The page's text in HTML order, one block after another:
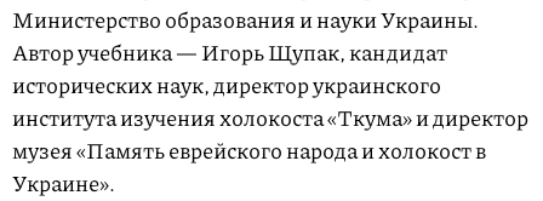
Министерство образования и науки Украины.
Автор учебника — Игорь Щупак, кандидат
исторических наук, директор украинского
института изучения холокоста «Ткума» и директор
музея «Память еврейского народа и холокост в
Украине».